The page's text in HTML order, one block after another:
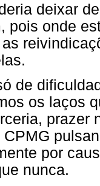
deixar
pois onde
de
os laços
prazer
por
nunca.